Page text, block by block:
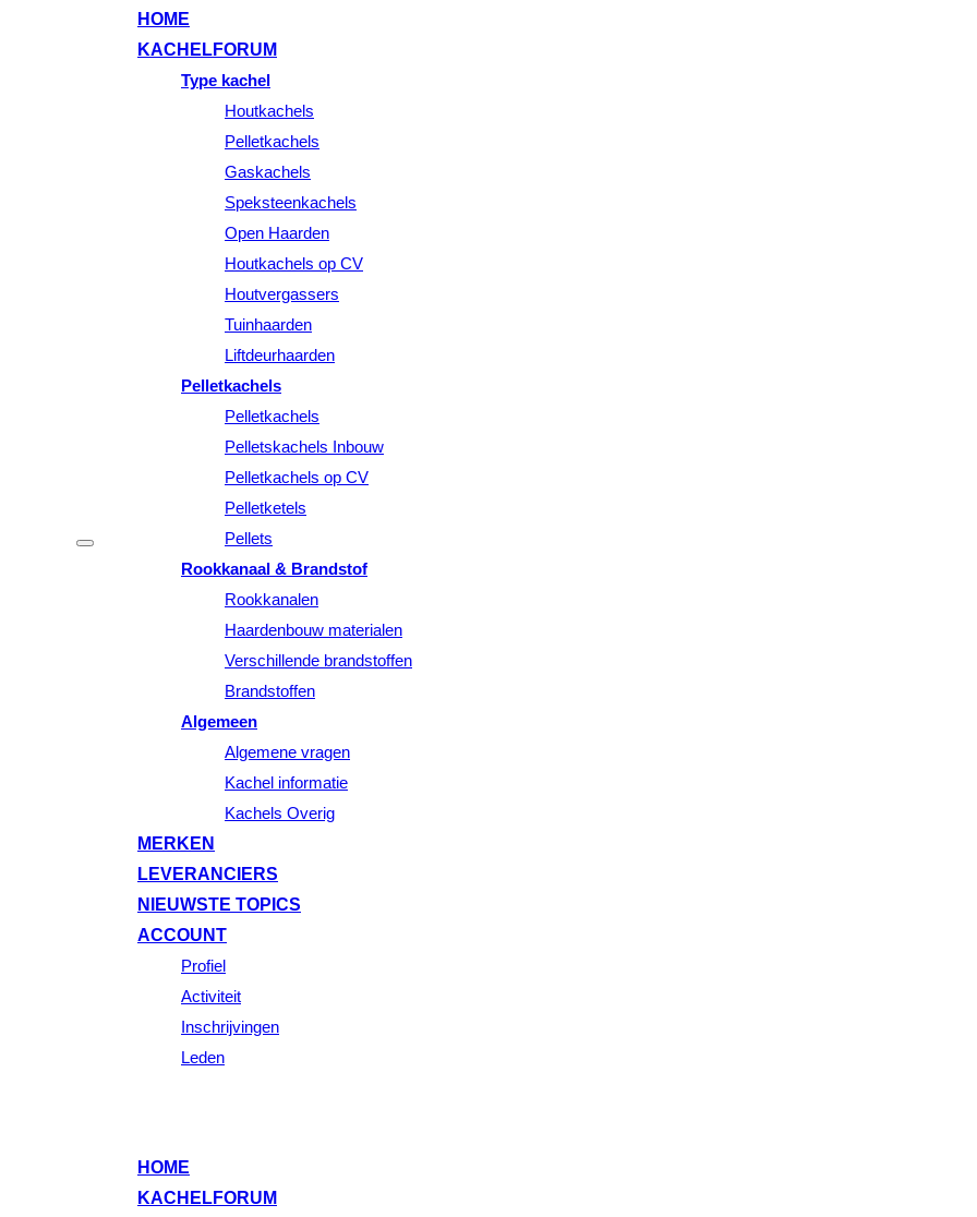
HOME
KACHELFORUM
Type kachel
Houtkachels
Pelletkachels
Gaskachels
Speksteenkachels
Open Haarden
Houtkachels op CV
Houtvergassers
Tuinhaarden
Liftdeurhaarden
Pelletkachels
Pelletkachels
Pelletskachels Inbouw
Pelletkachels op CV
Pelletketels
Pellets
Rookkanaal & Brandstof
Rookkanalen
Haardenbouw materialen
Verschillende brandstoffen
Brandstoffen
Algemeen
Algemene vragen
Kachel informatie
Kachels Overig
MERKEN
LEVERANCIERS
NIEUWSTE TOPICS
ACCOUNT
Profiel
Activiteit
Inschrijvingen
Leden
HOME
KACHELFORUM